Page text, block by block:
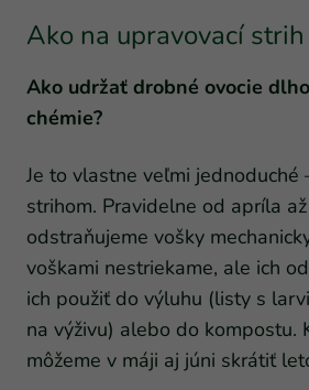
Ako na upravovací strih
Ako udržať drobné ovocie
chémie?
Je to vlastne veľmi jednoduché
strihom. Pravidelne od apríla
odstraňujeme vošky
voškami nestriekame, ale ich
ich použiť do výluhu (listy s
na výživu) alebo do kompostu.
môžeme v máji aj júni skrátiť